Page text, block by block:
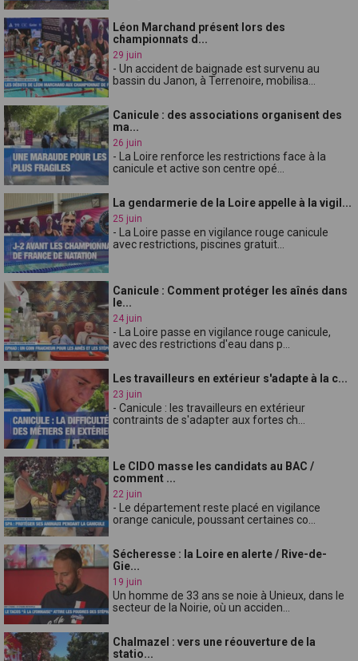
Léon Marchand présent lors des
championnats d...
29 juin
- Un accident de baignade est survenu au
bassin du Janon, à Terrenoire, mobilisa...
Canicule : des associations organisent des
ma...
26 juin
- La Loire renforce les restrictions face à la
canicule et active son centre opé...
La gendarmerie de la Loire appelle à la vigil...
25 juin
- La Loire passe en vigilance rouge canicule
avec restrictions, piscines gratuit...
Canicule : Comment protéger les aînés dans
le...
24 juin
- La Loire passe en vigilance rouge canicule,
avec des restrictions d'eau dans p...
Les travailleurs en extérieur s'adapte à la c...
23 juin
- Canicule : les travailleurs en extérieur
contraints de s'adapter aux fortes ch...
Le CIDO masse les candidats au BAC /
comment ...
22 juin
- Le département reste placé en vigilance
orange canicule, poussant certaines co...
Sécheresse : la Loire en alerte / Rive-de-
Gie...
19 juin
Un homme de 33 ans se noie à Unieux, dans le
secteur de la Noirie, où un acciden...
Chalmazel : vers une réouverture de la
statio...